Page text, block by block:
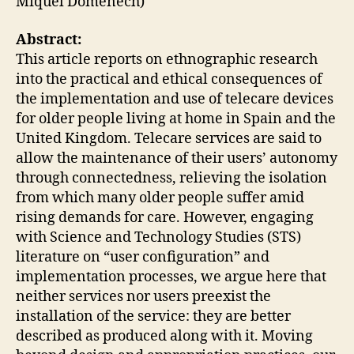
C
N
O
M
Y
O
F
C
A
R
E
G
E
N
D
R
E
D
D
I
V
I
S
I
Abstract:
This article reports on ethnographic research
into the practical and ethical consequences of
the implementation and use of telecare devices
for older people living at home in Spain and the
United Kingdom. Telecare services are said to
allow the maintenance of their users’ autonomy
through connectedness, relieving the isolation
from which many older people suffer amid
rising demands for care. However, engaging
with Science and Technology Studies (STS)
literature on “user configuration” and
implementation processes, we argue here that
neither services nor users preexist the
installation of the service: they are better
described as produced along with it. Moving